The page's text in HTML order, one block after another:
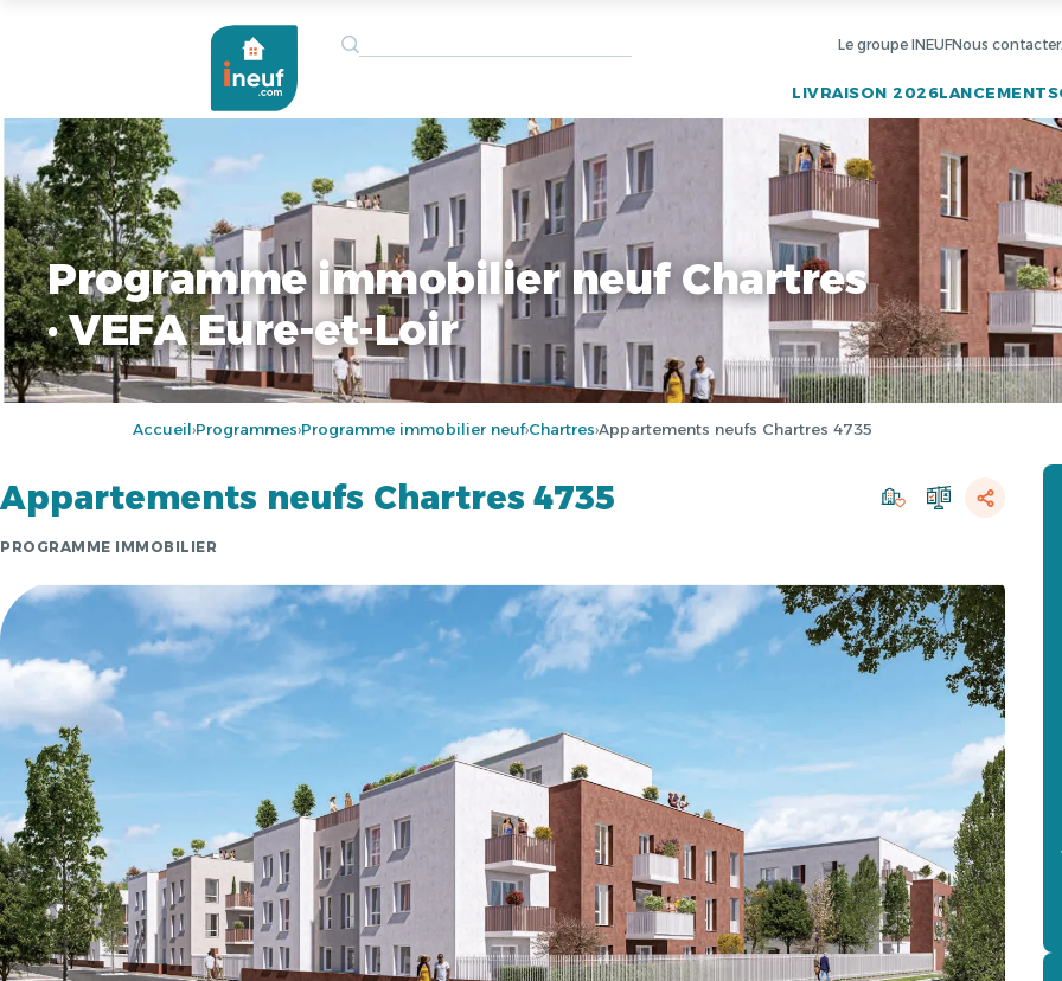
Le groupe INEUFNous contacter
LIVRAISON 2026LANCEMENTS
Programme immobilier neuf Chartres
· VEFA Eure-et-Loir
Accueil›Programmes›Programme immobilier neuf›Chartres›Appartements neufs Chartres 4735
Appartements neufs Chartres 4735
PROGRAMME IMMOBILIER